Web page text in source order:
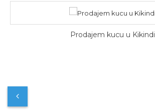
Prodajem kucu u Kikindi